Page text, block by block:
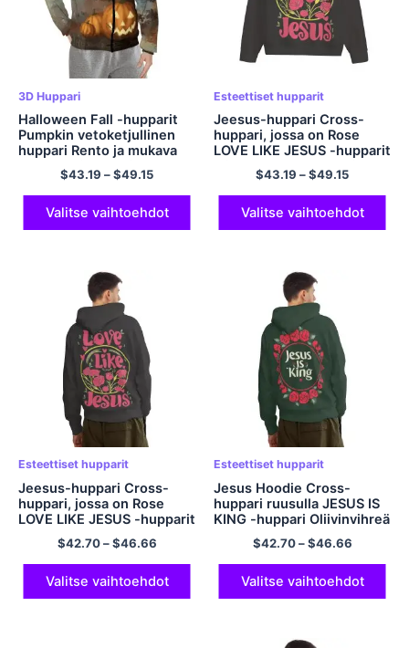
3D Huppari
Halloween Fall -hupparit
Pumpkin vetoketjullinen
huppari Rento ja mukava
polyesterihuppari
$43.19 –$49.15
Valitse vaihtoehdot
Esteettiset hupparit
Jeesus-huppari Cross-
huppari, jossa on Rose
LOVE LIKE JESUS ​​-hupparit
Mielenterveyshuppari
Tummanharmaa
Esteettinen
vetoketjullinen huppari
taskupolyesterilla
$43.19 –$49.15
Valitse vaihtoehdot
Esteettiset hupparit
Jeesus-huppari Cross-
huppari, jossa on Rose
LOVE LIKE JESUS ​​-hupparit
Mental Health -huppari
Tummanharmaa Ylisuuri
Preppy-huppari taskulla
polyesterihuppareilla
$42.70–$46.66
Valitse vaihtoehdot
Esteettiset hupparit
Jesus Hoodie Cross-
huppari ruusulla JESUS ​​IS
KING -huppari Oliivinvihreä
huppari miehille ja naisille
Ylikokoinen
polyesterihuppari
Streetwear-huppari
$42.70–$46.66
Valitse vaihtoehdot